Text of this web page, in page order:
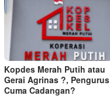
Kopdes Merah Putih atau
Gerai Agrinas ?, Pengurus
Cuma Cadangan?